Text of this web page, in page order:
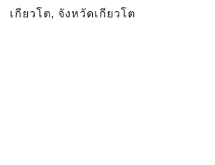
เกียวโต, จังหวัดเกียวโต